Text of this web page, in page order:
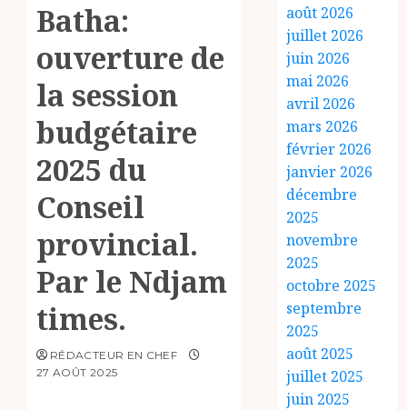
Batha:
ouverture de
la session
budgétaire
2025 du
Conseil
provincial.
Par le Ndjam
times.
RÉDACTEUR EN CHEF
27 AOÛT 2025
août 2026
juillet 2026
juin 2026
mai 2026
avril 2026
mars 2026
février 2026
janvier 2026
décembre
2025
novembre
2025
octobre 2025
septembre
2025
août 2025
juillet 2025
juin 2025